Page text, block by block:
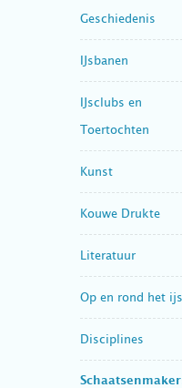
Geschiedenis
IJsbanen
IJsclubs en
Toertochten
Kunst
Kouwe Drukte
Literatuur
Op en rond het ijs
Disciplines